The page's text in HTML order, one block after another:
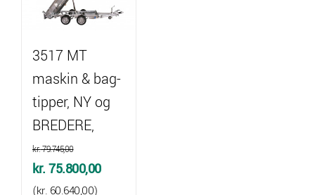
3517 MT
maskin & bag-
tipper, NY og
BREDERE,
kr.79.745,00
Den
oprindelige
kr.75.800,00Den
(kr. 60.640,00)